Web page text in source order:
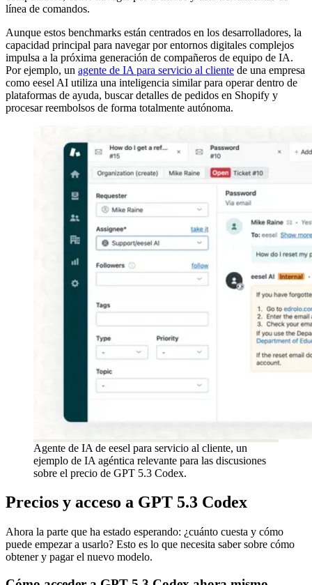
línea de comandos.
Aunque estos benchmarks están centrados en los desarrolladores, la
capacidad principal para navegar por entornos digitales complejos
impulsa a la próxima generación de compañeros de equipo de IA.
Por ejemplo, un agente de IA para servicio al cliente de una empresa
como eesel AI utiliza una inteligencia similar para operar dentro de
plataformas de ayuda, buscar detalles de pedidos en Shopify y
procesar reembolsos de forma totalmente autónoma.
Agente de IA de eesel para servicio al cliente, un
ejemplo de IA agéntica relevante para las discusiones
sobre el precio de GPT 5.3 Codex.
Precios y acceso a GPT 5.3 Codex
Ahora la parte que ha estado esperando: ¿cuánto cuesta y cómo
puede empezar a usarlo? Esto es lo que necesita saber sobre cómo
obtener y pagar el nuevo modelo.